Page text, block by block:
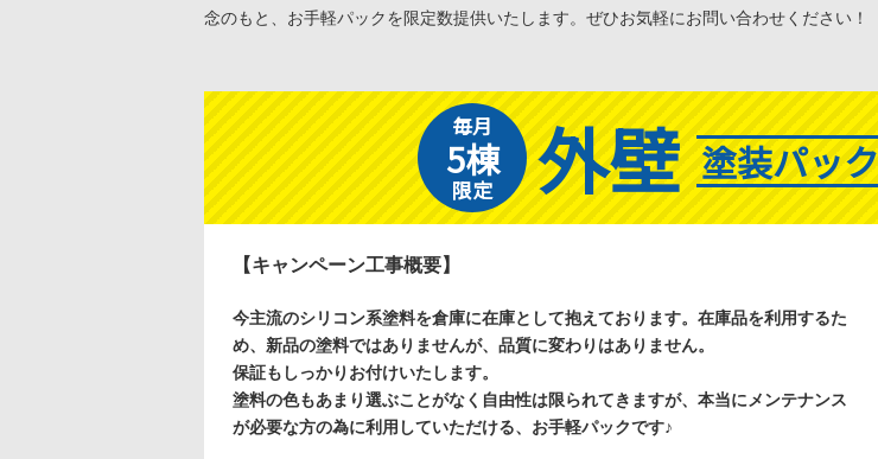
念のもと、お手軽パックを限定数提供いたします。ぜひお気軽にお問い合わせください！
毎月
5棟
限定 外壁 塗装パック
【キャンペーン工事概要】
今主流のシリコン系塗料を倉庫に在庫として抱えております。在庫品を利用するた
め、新品の塗料ではありませんが、品質に変わりはありません。
保証もしっかりお付けいたします。
塗料の色もあまり選ぶことがなく自由性は限られてきますが、本当にメンテナンス
が必要な方の為に利用していただける、お手軽パックです♪